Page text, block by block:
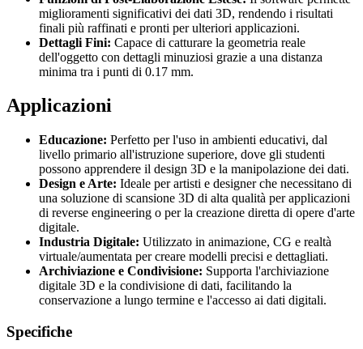
miglioramenti significativi dei dati 3D, rendendo i risultati
finali più raffinati e pronti per ulteriori applicazioni.
Dettagli Fini: Capace di catturare la geometria reale
dell'oggetto con dettagli minuziosi grazie a una distanza
minima tra i punti di 0.17 mm.
Applicazioni
Educazione: Perfetto per l'uso in ambienti educativi, dal
livello primario all'istruzione superiore, dove gli studenti
possono apprendere il design 3D e la manipolazione dei dati.
Design e Arte: Ideale per artisti e designer che necessitano di
una soluzione di scansione 3D di alta qualità per applicazioni
di reverse engineering o per la creazione diretta di opere d'arte
digitale.
Industria Digitale: Utilizzato in animazione, CG e realtà
virtuale/aumentata per creare modelli precisi e dettagliati.
Archiviazione e Condivisione: Supporta l'archiviazione
digitale 3D e la condivisione di dati, facilitando la
conservazione a lungo termine e l'accesso ai dati digitali.
Specifiche